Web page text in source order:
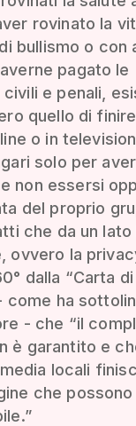
rovinato la
bullismo o con
pagato le
e penali,
quello di finire
o in
solo per aver
non essersi
del proprio
che da un lato
ovvero la
dalla “Carta di
ha
- che “il
è garantito e
locali
che